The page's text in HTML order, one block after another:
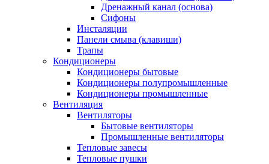
Дренажный канал (основа)
Сифоны
Инсталяции
Панели смыва (клавиши)
Трапы
Кондиционеры
Кондиционеры бытовые
Кондиционеры полупромышленные
Кондиционеры промышленные
Вентиляция
Вентиляторы
Бытовые вентиляторы
Промышленные вентиляторы
Тепловые завесы
Тепловые пушки